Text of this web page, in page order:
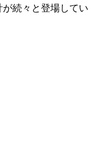
続々と登場してい